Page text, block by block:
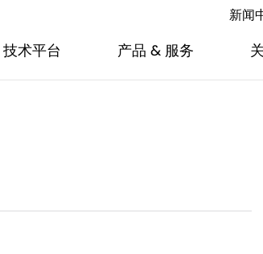
新闻
技术平台
技术平台
产品 & 服务
产品 & 服务